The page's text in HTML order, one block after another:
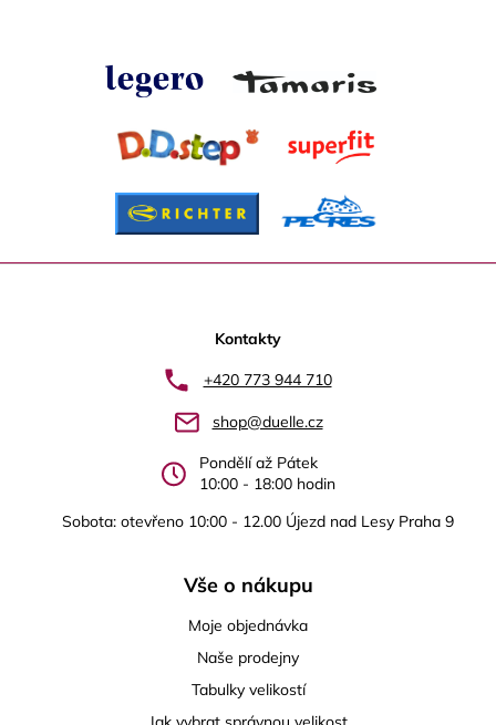
Kontakty
+420 773 944 710
shop@duelle.cz
Pondělí až Pátek
10:00 - 18:00 hodin
Sobota: otevřeno 10:00 - 12.00 Újezd nad Lesy Praha 9
Vše o nákupu
Moje objednávka
Naše prodejny
Tabulky velikostí